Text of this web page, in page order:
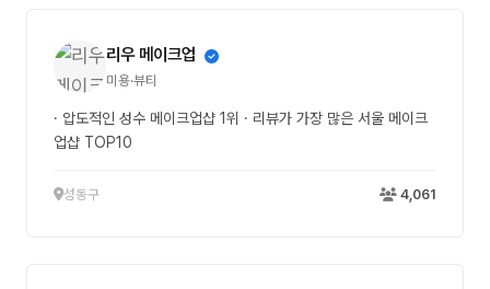
리우 메이크업
미용·뷰티
· 압도적인 성수 메이크업샵 1위 · 리뷰가 가장 많은 서울 메이크
업샵 TOP10
성동구 4,061